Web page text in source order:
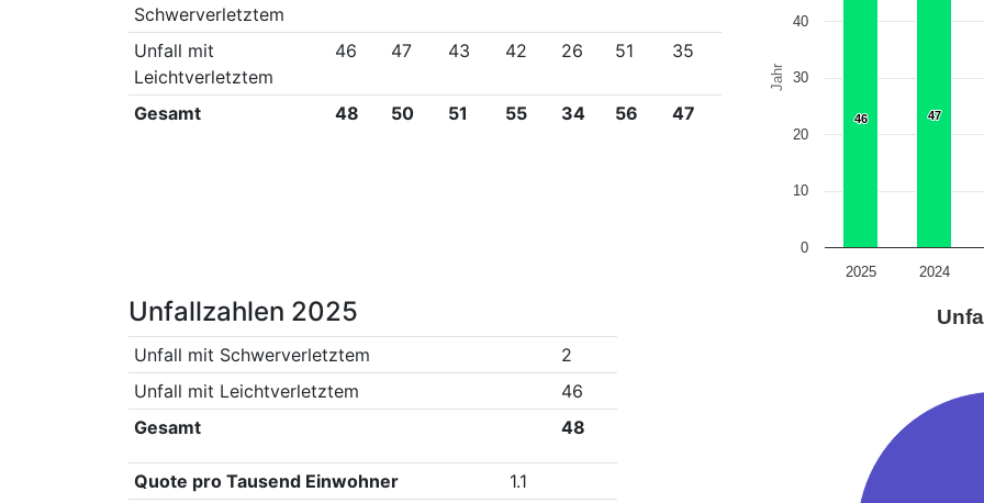
Schwerverletztem
Unfall mit
Leichtverletztem
46 47 43 42 26 51 35
Gesamt 48 50 51 55 34 56 47
Jahr
46
46 47
47
2025 2024
0
10
20
30
40
Unfallzahlen 2025
Unfall mit Schwerverletztem
2
Unfall mit Leichtverletztem
46
Gesamt
48
Quote pro Tausend Einwohner
1.1